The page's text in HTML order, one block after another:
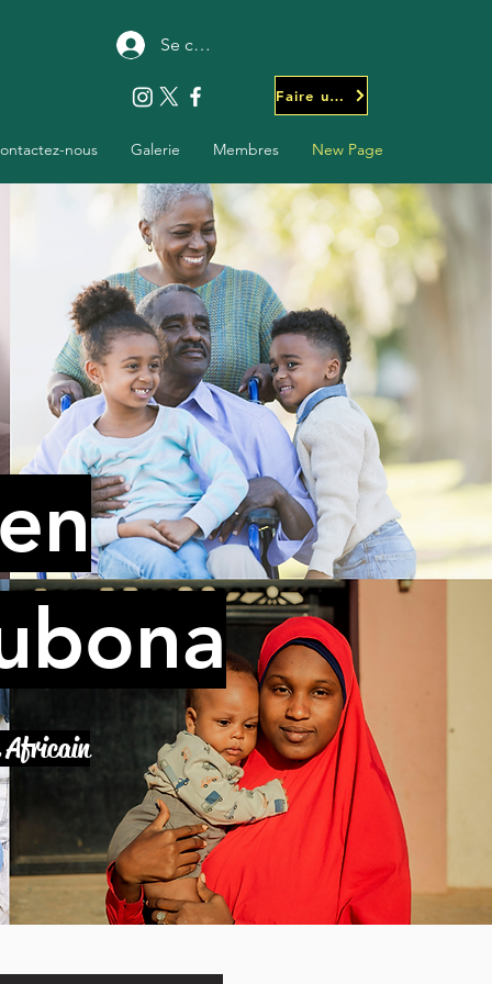
Se connecter
Faire un don
nous Galerie Membres New Page
Africain